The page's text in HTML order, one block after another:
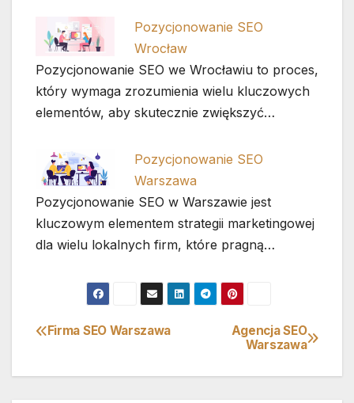
Pozycjonowanie SEO
Wrocław
Pozycjonowanie SEO we Wrocławiu to proces,
który wymaga zrozumienia wielu kluczowych
elementów, aby skutecznie zwiększyć…
Pozycjonowanie SEO
Warszawa
Pozycjonowanie SEO w Warszawie jest
kluczowym elementem strategii marketingowej
dla wielu lokalnych firm, które pragną…
Nawigacja
wpisu
Agencja SEO
Warszawa
Firma SEO Warszawa